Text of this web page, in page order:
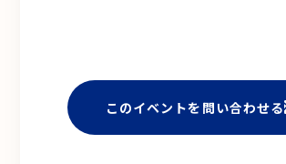
このイベントを問い合わせる